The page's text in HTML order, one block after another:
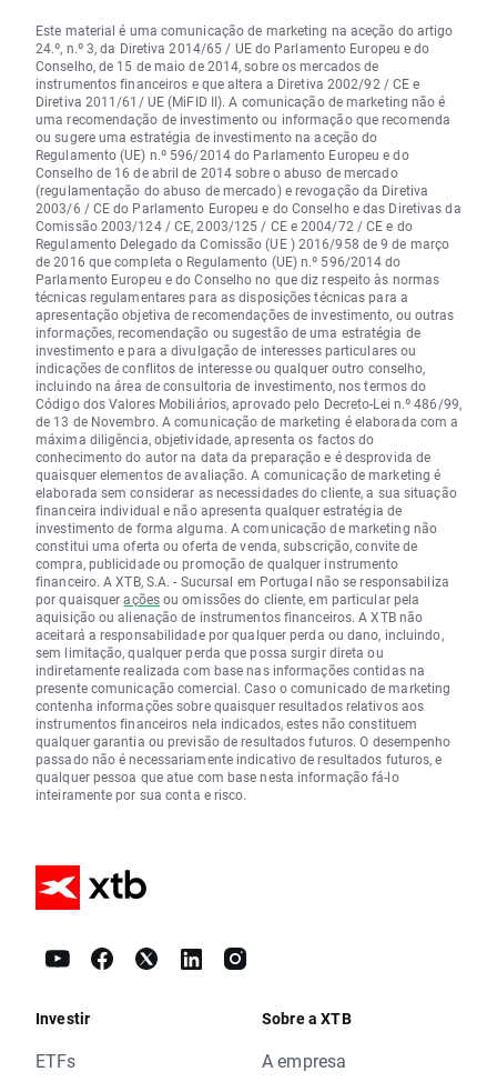
Este material é uma comunicação de marketing na aceção do artigo
24.º, n.º 3, da Diretiva 2014/65 / UE do Parlamento Europeu e do
Conselho, de 15 de maio de 2014, sobre os mercados de
instrumentos financeiros e que altera a Diretiva 2002/92 / CE e
Diretiva 2011/61/ UE (MiFID II). A comunicação de marketing não é
uma recomendação de investimento ou informação que recomenda
ou sugere uma estratégia de investimento na aceção do
Regulamento (UE) n.º 596/2014 do Parlamento Europeu e do
Conselho de 16 de abril de 2014 sobre o abuso de mercado
(regulamentação do abuso de mercado) e revogação da Diretiva
2003/6 / CE do Parlamento Europeu e do Conselho e das Diretivas da
Comissão 2003/124 / CE, 2003/125 / CE e 2004/72 / CE e do
Regulamento Delegado da Comissão (UE ) 2016/958 de 9 de março
de 2016 que completa o Regulamento (UE) n.º 596/2014 do
Parlamento Europeu e do Conselho no que diz respeito às normas
técnicas regulamentares para as disposições técnicas para a
apresentação objetiva de recomendações de investimento, ou outras
informações, recomendação ou sugestão de uma estratégia de
investimento e para a divulgação de interesses particulares ou
indicações de conflitos de interesse ou qualquer outro conselho,
incluindo na área de consultoria de investimento, nos termos do
Código dos Valores Mobiliários, aprovado pelo Decreto-Lei n.º 486/99,
de 13 de Novembro. A comunicação de marketing é elaborada com a
máxima diligência, objetividade, apresenta os factos do
conhecimento do autor na data da preparação e é desprovida de
quaisquer elementos de avaliação. A comunicação de marketing é
elaborada sem considerar as necessidades do cliente, a sua situação
financeira individual e não apresenta qualquer estratégia de
investimento de forma alguma. A comunicação de marketing não
constitui uma oferta ou oferta de venda, subscrição, convite de
compra, publicidade ou promoção de qualquer instrumento
financeiro. A XTB, S.A. - Sucursal em Portugal não se responsabiliza
por quaisqueraçõesou omissões do cliente, em particular pela
aquisição ou alienação de instrumentos financeiros. A XTB não
aceitará a responsabilidade por qualquer perda ou dano, incluindo,
sem limitação, qualquer perda que possa surgir direta ou
indiretamente realizada com base nas informações contidas na
presente comunicação comercial. Caso o comunicado de marketing
contenha informações sobre quaisquer resultados relativos aos
instrumentos financeiros nela indicados, estes não constituem
qualquer garantia ou previsão de resultados futuros. O desempenho
passado não é necessariamente indicativo de resultados futuros, e
qualquer pessoa que atue com base nesta informação fá-lo
inteiramente por sua conta e risco.
Investir
ETFs
Sobre a XTB
A empresa